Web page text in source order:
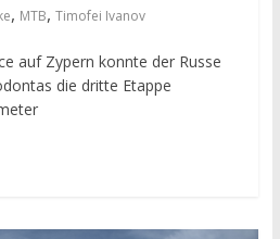
, MTB, Timofei Ivanov
auf Zypern konnte der Russe
die dritte Etappe